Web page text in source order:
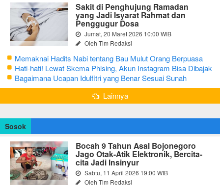
Sakit di Penghujung Ramadan
yang Jadi Isyarat Rahmat dan
Penggugur Dosa
Jumat, 20 Maret 2026 10:00 WIB
Oleh Tim Redaksi
Memaknai Hadits Nabi tentang Bau Mulut Orang Berpuasa
Secara Bijak Agar Tidak Menggangu
Hati-hati! Lewat Skema Phising, Akun Instagram Bisa Dibajak
Kurang dari 3 Menit
Bagaimana Ucapan Idulfitri yang Benar Sesuai Sunah
Rasulullah
Lainnya
Sosok
Bocah 9 Tahun Asal Bojonegoro
Jago Otak-Atik Elektronik, Bercita-
cita Jadi Insinyur
Sabtu, 11 April 2026 19:00 WIB
Oleh Tim Redaksi